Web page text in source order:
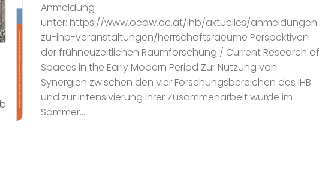
Anmeldung
unter: https://www.oeaw.ac.at/ihb/aktuelles/anmeldungen-
zu-ihb-veranstaltungen/herrschaftsraeume Perspektiven
der frühneuzeitlichen Raumforschung / Current Research of
Spaces in the Early Modern Period Zur Nutzung von
Synergien zwischen den vier Forschungsbereichen des IHB
und zur Intensivierung ihrer Zusammenarbeit wurde im
Sommer...